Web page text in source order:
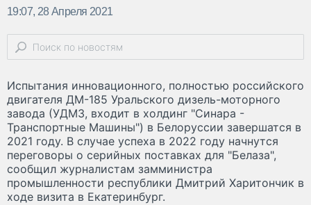
19:07, 28 Апреля 2021
Испытания инновационного, полностью российского
двигателя ДМ-185 Уральского дизель-моторного
завода (УДМЗ, входит в холдинг "Синара -
Транспортные Машины") в Белоруссии завершатся в
2021 году. В случае успеха в 2022 году начнутся
переговоры о серийных поставках для "Белаза",
сообщил журналистам замминистра
промышленности республики Дмитрий Харитончик в
ходе визита в Екатеринбург.